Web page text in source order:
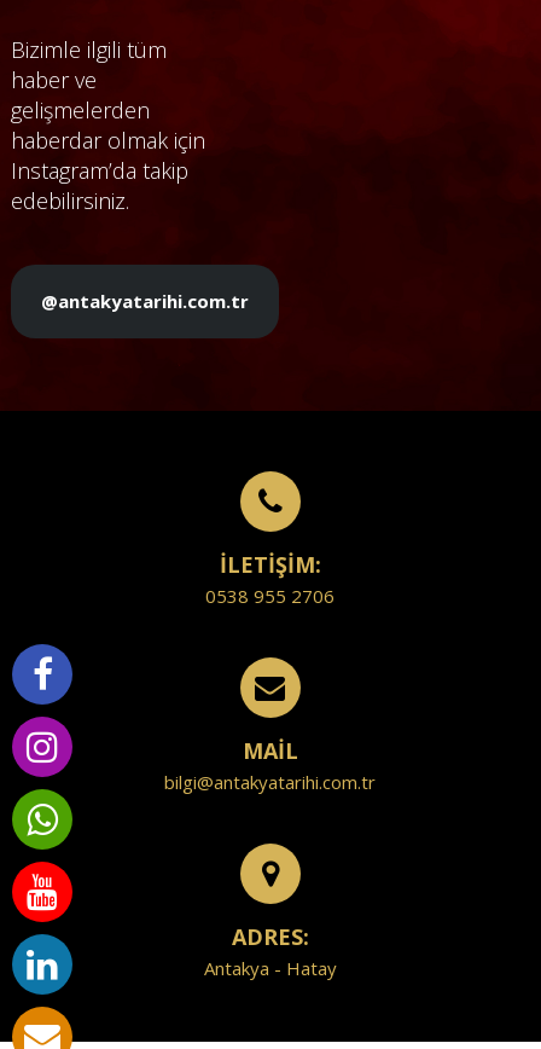
Bizimle ilgili tüm
haber ve
gelişmelerden
haberdar olmak için
Instagram’da takip
edebilirsiniz.
@antakyatarihi.com.tr
İLETİŞİM:
0538 955 2706
MAİL
bilgi@antakyatarihi.com.tr
ADRES:
Antakya - Hatay